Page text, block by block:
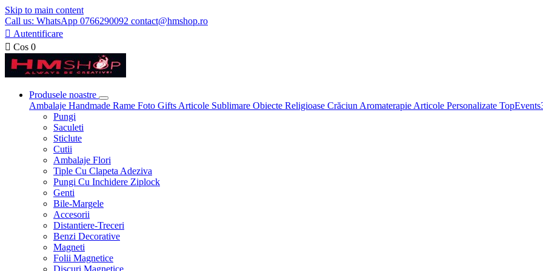
Skip to main content
Call us: WhatsApp 0766290092 contact@hmshop.ro
 Autentificare
 Cos 0
Produsele noastre
Ambalaje Handmade Rame Foto Gifts Articole Sublimare Obiecte Religioase Crăciun Aromaterapie Articole Personalizate
Pungi
Saculeti
Sticlute
Cutii
Ambalaje Flori
Tiple Cu Clapeta Adeziva
Pungi Cu Inchidere Ziplock
Genti
Bile-Margele
Accesorii
Distantiere-Treceri
Benzi Decorative
Magneti
Folii Magnetice
Discuri Magnetice